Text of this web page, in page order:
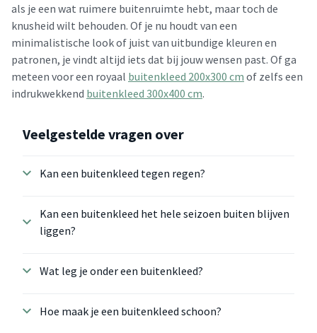
als je een wat ruimere buitenruimte hebt, maar toch de
knusheid wilt behouden. Of je nu houdt van een
minimalistische look of juist van uitbundige kleuren en
patronen, je vindt altijd iets dat bij jouw wensen past. Of ga
meteen voor een royaal buitenkleed 200x300 cm of zelfs een
indrukwekkend buitenkleed 300x400 cm.
Veelgestelde vragen over
Kan een buitenkleed tegen regen?
Kan een buitenkleed het hele seizoen buiten blijven
liggen?
Wat leg je onder een buitenkleed?
Hoe maak je een buitenkleed schoon?